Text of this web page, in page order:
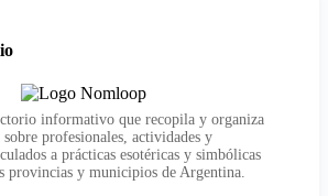
informativo que recopila y organiza
profesionales, actividades y
a prácticas esotéricas y simbólicas
provincias y municipios de Argentina.